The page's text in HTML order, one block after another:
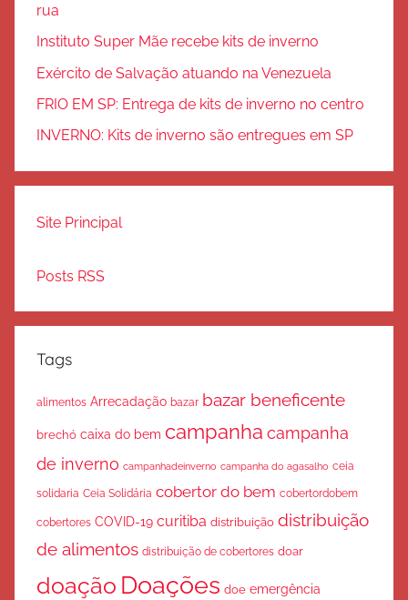
rua
Instituto Super Mãe recebe kits de inverno
Exército de Salvação atuando na Venezuela
FRIO EM SP: Entrega de kits de inverno no centro
INVERNO: Kits de inverno são entregues em SP
Site Principal
Posts RSS
Tags
alimentos Arrecadação bazar bazar beneficente
brechó caixa do bem campanha campanha
de inverno campanhadeinverno campanha do agasalho ceia
solidaria Ceia Solidária cobertor do bem cobertordobem
cobertores COVID-19 curitiba distribuição distribuição
de alimentos distribuição de cobertores doar
doação Doações doe emergência